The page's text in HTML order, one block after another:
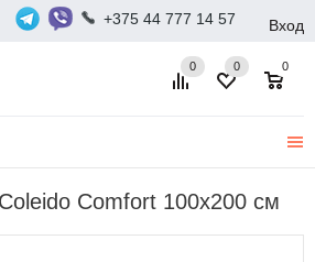
+375 44 777 14 57 Вход
0 0
0
Comfort 100x200 см